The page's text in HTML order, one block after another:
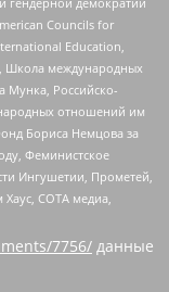
Councils for
Education,
Школа международных
Мунка, Российско-
отношений им
Бориса Немцова за
Феминистское
Ингушетии, Прометей,
СОТА медиа,
7756/ данные